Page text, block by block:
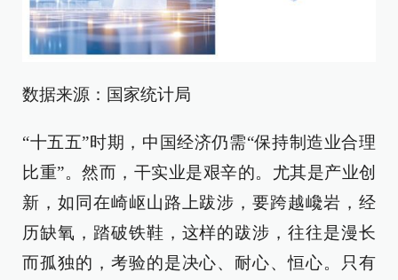
数据来源：国家统计局
“十五五”时期，中国经济仍需“保持制造业合理
比重”。然而，干实业是艰辛的。尤其是产业创
新，如同在崎岖山路上跋涉，要跨越巉岩，经
历缺氧，踏破铁鞋，这样的跋涉，往往是漫长
而孤独的，考验的是决心、耐心、恒心。只有